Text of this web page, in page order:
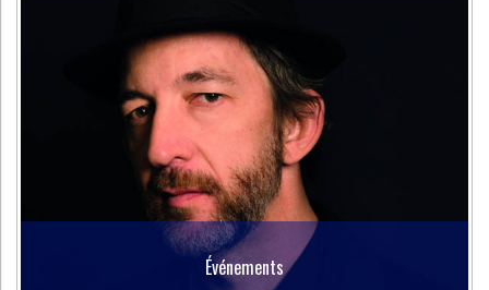
Événements